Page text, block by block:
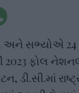
અને સભ્યોએ 24
ફોલ
ડી.સી.માં